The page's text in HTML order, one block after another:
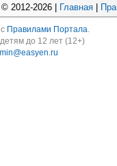
2012-2026 | Главная
Правилами Портала.
до 12 лет (12+)